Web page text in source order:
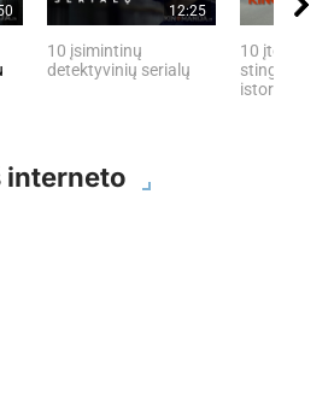
12:25
10 įsimintinų
detektyvinių serialų
10 įtemptų,
stingdančių
istorijų
interneto